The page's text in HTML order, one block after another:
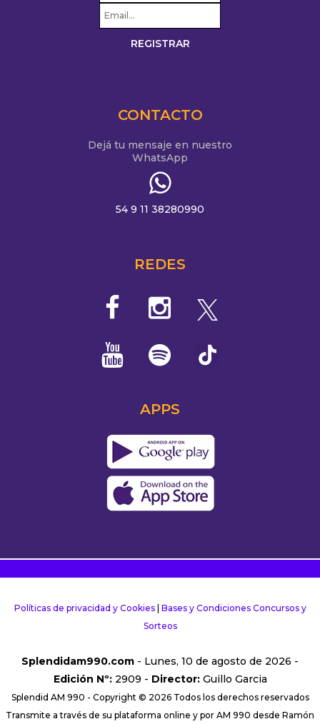
CONTACTO
Dejá tu mensaje en nuestro
WhatsApp
54 9 11 38280990
REDES
APPS
Políticas de privacidad y Cookies| Bases y Condiciones Concursos y
Sorteos
Splendidam990.com - Lunes, 10 de agosto de 2026 -
Edición Nº:2909 - Director:Guillo Garcia
Splendid AM 990 - Copyright © 2026 Todos los derechos reservados
Transmite a través de su plataforma online y por AM 990 desde Ramón